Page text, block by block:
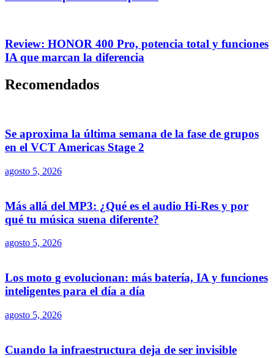
Review: HONOR 400 Pro, potencia total y funciones
IA que marcan la diferencia
Recomendados
Se aproxima la última semana de la fase de grupos
en el VCT Americas Stage 2
agosto 5, 2026
Más allá del MP3: ¿Qué es el audio Hi-Res y por
qué tu música suena diferente?
agosto 5, 2026
Los moto g evolucionan: más batería, IA y funciones
inteligentes para el día a día
agosto 5, 2026
Cuando la infraestructura deja de ser invisible